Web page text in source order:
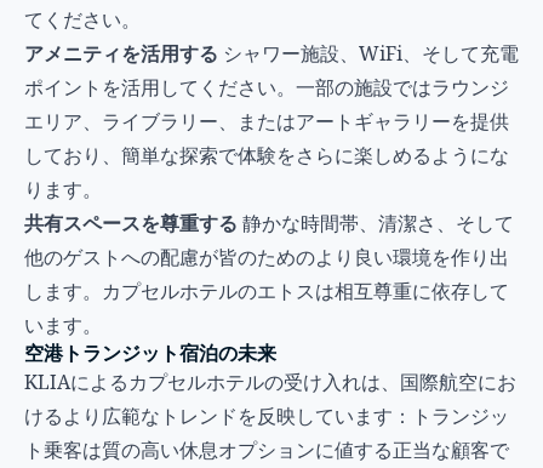
てください。
アメニティを活用する シャワー施設、WiFi、そして充電
ポイントを活用してください。一部の施設ではラウンジ
エリア、ライブラリー、またはアートギャラリーを提供
しており、簡単な探索で体験をさらに楽しめるようにな
ります。
共有スペースを尊重する 静かな時間帯、清潔さ、そして
他のゲストへの配慮が皆のためのより良い環境を作り出
します。カプセルホテルのエトスは相互尊重に依存して
います。
空港トランジット宿泊の未来
KLIAによるカプセルホテルの受け入れは、国際航空にお
けるより広範なトレンドを反映しています：トランジッ
ト乗客は質の高い休息オプションに値する正当な顧客で